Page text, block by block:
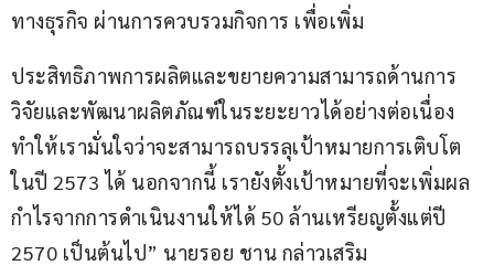
ทางธุรกิจ ผ่านการควบรวมกิจการ เพื่อเพิ่ม
ประสิทธิภาพการผลิตและขยายความสามารถด้านการ
วิจัยและพัฒนาผลิตภัณฑ์ในระยะยาวได้อย่างต่อเนื่อง
ทำให้เรามั่นใจว่าจะสามารถบรรลุเป้าหมายการเติบโต
ในปี 2573 ได้ นอกจากนี้ เรายังตั้งเป้าหมายที่จะเพิ่มผล
กำไรจากการดำเนินงานให้ได้ 50 ล้านเหรียญตั้งแต่ปี
2570 เป็นต้นไป” นายรอย ชาน กล่าวเสริม